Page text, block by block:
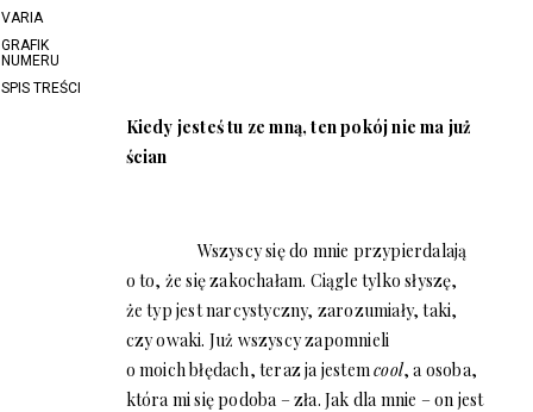
VARIA
GRAFIK
NUMERU
SPIS TREŚCI
Kiedy jesteś tu ze mną, ten pokój nie ma już
ścian
Wszyscy się do mnie przypierdalają
o to, że się zakochałam. Ciągle tylko słyszę,
że typ jest narcystyczny, zarozumiały, taki,
czy owaki. Już wszyscy zapomnieli
o moich błędach, teraz ja jestemcool, a osoba,
która mi się podoba – zła. Jak dla mnie – on jest